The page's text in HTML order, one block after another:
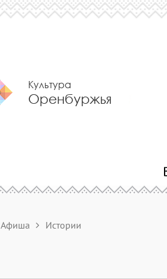
Культура
Оренбуржья
Афиша Истории